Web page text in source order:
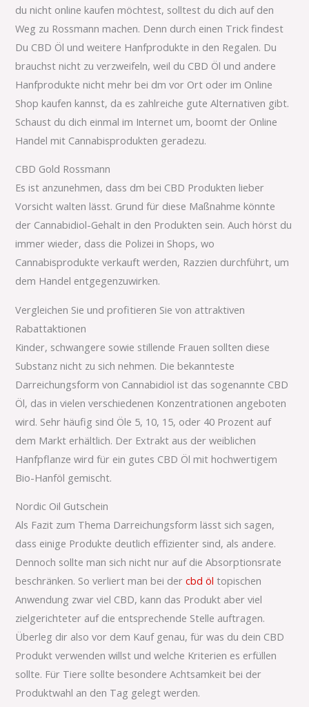
du nicht online kaufen möchtest, solltest du dich auf den
Weg zu Rossmann machen. Denn durch einen Trick findest
Du CBD Öl und weitere Hanfprodukte in den Regalen. Du
brauchst nicht zu verzweifeln, weil du CBD Öl und andere
Hanfprodukte nicht mehr bei dm vor Ort oder im Online
Shop kaufen kannst, da es zahlreiche gute Alternativen gibt.
Schaust du dich einmal im Internet um, boomt der Online
Handel mit Cannabisprodukten geradezu.
CBD Gold Rossmann
Es ist anzunehmen, dass dm bei CBD Produkten lieber
Vorsicht walten lässt. Grund für diese Maßnahme könnte
der Cannabidiol-Gehalt in den Produkten sein. Auch hörst du
immer wieder, dass die Polizei in Shops, wo
Cannabisprodukte verkauft werden, Razzien durchführt, um
dem Handel entgegenzuwirken.
Vergleichen Sie und profitieren Sie von attraktiven
Rabattaktionen
Kinder, schwangere sowie stillende Frauen sollten diese
Substanz nicht zu sich nehmen. Die bekannteste
Darreichungsform von Cannabidiol ist das sogenannte CBD
Öl, das in vielen verschiedenen Konzentrationen angeboten
wird. Sehr häufig sind Öle 5, 10, 15, oder 40 Prozent auf
dem Markt erhältlich. Der Extrakt aus der weiblichen
Hanfpflanze wird für ein gutes CBD Öl mit hochwertigem
Bio-Hanföl gemischt.
Nordic Oil Gutschein
Als Fazit zum Thema Darreichungsform lässt sich sagen,
dass einige Produkte deutlich effizienter sind, als andere.
Dennoch sollte man sich nicht nur auf die Absorptionsrate
beschränken. So verliert man bei dercbd öl topischen
Anwendung zwar viel CBD, kann das Produkt aber viel
zielgerichteter auf die entsprechende Stelle auftragen.
Überleg dir also vor dem Kauf genau, für was du dein CBD
Produkt verwenden willst und welche Kriterien es erfüllen
sollte. Für Tiere sollte besondere Achtsamkeit bei der
Produktwahl an den Tag gelegt werden.